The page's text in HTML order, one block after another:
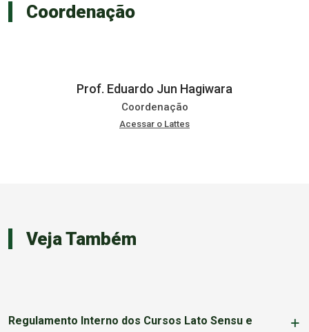
Coordenação
Prof. Eduardo Jun Hagiwara
Coordenação
Acessar o Lattes
Veja Também
Regulamento Interno dos Cursos Lato Sensu e